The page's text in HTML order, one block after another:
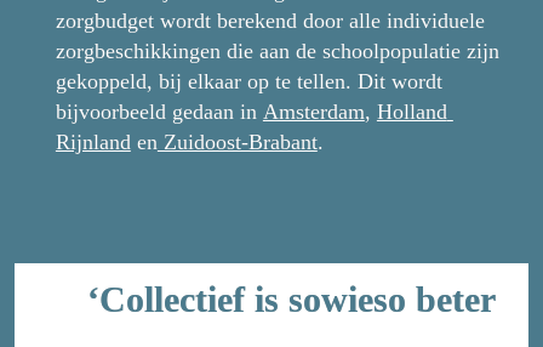
zorgbudget wordt berekend door alle individuele
zorgbeschikkingen die aan de schoolpopulatie zijn
gekoppeld, bij elkaar op te tellen. Dit wordt
bijvoorbeeld gedaan in Amsterdam, Holland
Rijnland en Zuidoost-Brabant.
‘Collectief is sowieso beter